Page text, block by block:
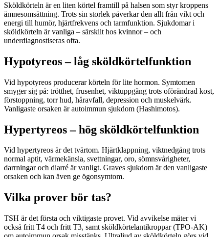
Sköldkörteln är en liten körtel framtill på halsen som styr kroppens
ämnesomsättning. Trots sin storlek påverkar den allt från vikt och
energi till humör, hjärtfrekvens och tarmfunktion. Sjukdomar i
sköldkörteln är vanliga – särskilt hos kvinnor – och
underdiagnostiseras ofta.
Hypotyreos – låg sköldkörtelfunktion
Vid hypotyreos producerar körteln för lite hormon. Symtomen
smyger sig på: trötthet, frusenhet, viktuppgång trots oförändrad kost,
förstoppning, torr hud, håravfall, depression och muskelvärk.
Vanligaste orsaken är autoimmun sjukdom (Hashimotos).
Hypertyreos – hög sköldkörtelfunktion
Vid hypertyreos är det tvärtom. Hjärtklappning, viktnedgång trots
normal aptit, värmekänsla, svettningar, oro, sömnsvårigheter,
darrningar och diarré är vanligt. Graves sjukdom är den vanligaste
orsaken och kan även ge ögonsymtom.
Vilka prover bör tas?
TSH är det första och viktigaste provet. Vid avvikelse mäter vi
också fritt T4 och fritt T3, samt sköldkörtelantikroppar (TPO-AK)